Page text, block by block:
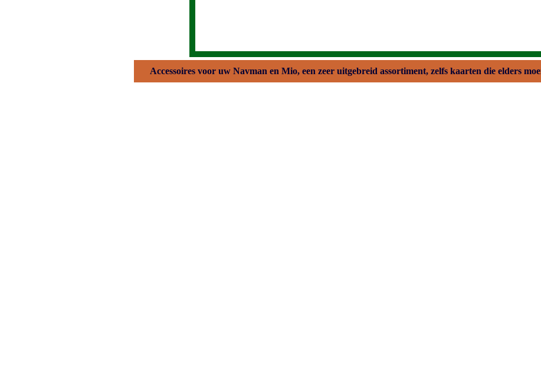
Accessoires voor uw Navman en Mio, een zeer uitgebreid assortiment, zelfs kaarten die elders